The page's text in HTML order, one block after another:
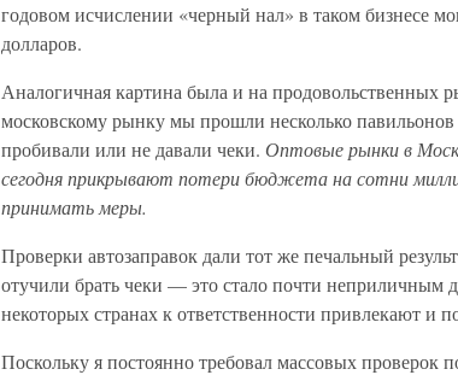
годовом исчислении «черный нал» в таком бизнесе
долларов.
Аналогичная картина была и на продовольственных
московскому рынку мы прошли несколько
пробивали или не давали чеки. Оптовые рынки в
сегодня прикрывают потери бюджета на сотни
принимать меры.
Проверки автозаправок дали тот же печальный
отучили брать чеки — это стало почти неприличным
некоторых странах к ответственности привлекают и
Поскольку я постоянно требовал массовых проверок